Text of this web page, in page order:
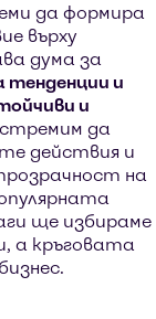
да формира
върху
дума за
тенденции и
и
стремим да
действия и
на
ще избираме
а кръговата